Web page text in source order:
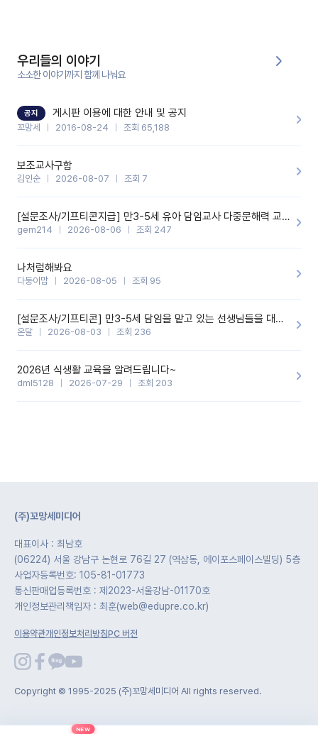
을 많이 하는데,꼬망봇 덕분에 고민하는 시간을 줄이고 학부모님을
안심시킬 수 있었습니다.이 부분은 꼬망봇이 추가로 알려준 응대 tip
입니다.학부모님께 전화를 드리기 전에, 내용을 숙지하여 좀 더 전문
성 있는 교사가 되어 대화를 나눌 수 있었습니다.꼬망세 AI학부모 응
기능을 개발해 주셔서 감사합니다.
우리들의 이야기
소소한 이야기까지 함께 나눠요
공지 게시판 이용에 대한 안내 및 공지
꼬망세 2016-08-24 조회 65,188
보조교사구함
김인순 2026-08-07 조회 7
[설문조사/기프티콘지급] 만3-5세 유아 담임교사 다중문해력 교육 증진을 위한 설문조사
gem214 2026-08-06 조회 247
나처럼해봐요
다둥이맘 2026-08-05 조회 95
[설문조사/기프티콘] 만3-5세 담임을 맡고 있는 선생님들을 대상으로 설문조사를 합니다!
온달 2026-08-03 조회 236
2026년 식생활 교육을 알려드립니다~
dml5128 2026-07-29 조회 203
(주)꼬망세미디어
대표이사 : 최남호
(06224) 서울 강남구 논현로 76길 27 (역삼동, 에이포스페이스빌딩) 5층
사업자등록번호: 105-81-01773
통신판매업등록번호 : 제2023-서울강남-01170호
개인정보관리책임자 : 최훈(web@edupre.co.kr)
이용약관개인정보처리방침PC 버전
Copyright © 1995-2025 (주)꼬망세미디어 All rights reserved.
NEW